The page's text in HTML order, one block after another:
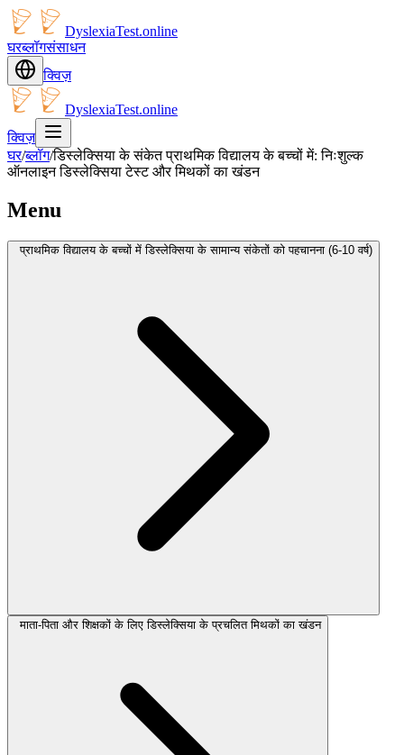
DyslexiaTest.online
घरब्लॉगसंसाधन
क्विज़
DyslexiaTest.online
क्विज़
घर/ब्लॉग/डिस्लेक्सिया के संकेत प्राथमिक विद्यालय के बच्चों में: निःशुल्क
ऑनलाइन डिस्लेक्सिया टेस्ट और मिथकों का खंडन
Menu
प्राथमिक विद्यालय के बच्चों में डिस्लेक्सिया के सामान्य संकेतों को पहचानना (6-10 वर्ष)
माता-पिता और शिक्षकों के लिए डिस्लेक्सिया के प्रचलित मिथकों का खंडन